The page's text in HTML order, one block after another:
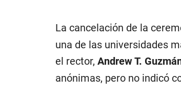
La cancelación de la
una de las universidades
el rector, Andrew T.
anónimas, pero no indicó